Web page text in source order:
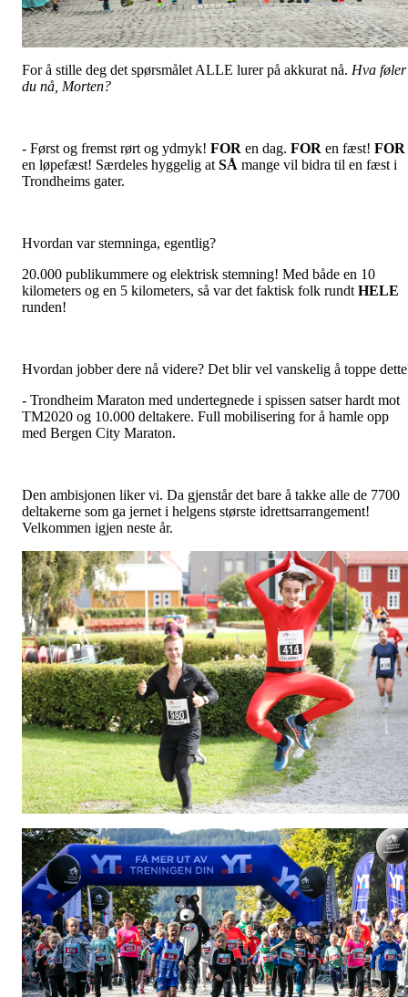
For å stille deg det spørsmålet ALLE lurer på akkurat nå. Hva føler
du nå, Morten?
- Først og fremst rørt og ydmyk! FOR en dag. FOR en fæst! FOR
en løpefæst! Særdeles hyggelig at SÅ mange vil bidra til en fæst i
Trondheims gater.
Hvordan var stemninga, egentlig?
20.000 publikummere og elektrisk stemning! Med både en 10
kilometers og en 5 kilometers, så var det faktisk folk rundt HELE
runden!
Hvordan jobber dere nå videre? Det blir vel vanskelig å toppe
- Trondheim Maraton med undertegnede i spissen satser hardt mot
TM2020 og 10.000 deltakere. Full mobilisering for å hamle opp
med Bergen City Maraton.
Den ambisjonen liker vi. Da gjenstår det bare å takke alle de 7700
deltakerne som ga jernet i helgens største idrettsarrangement!
Velkommen igjen neste år.